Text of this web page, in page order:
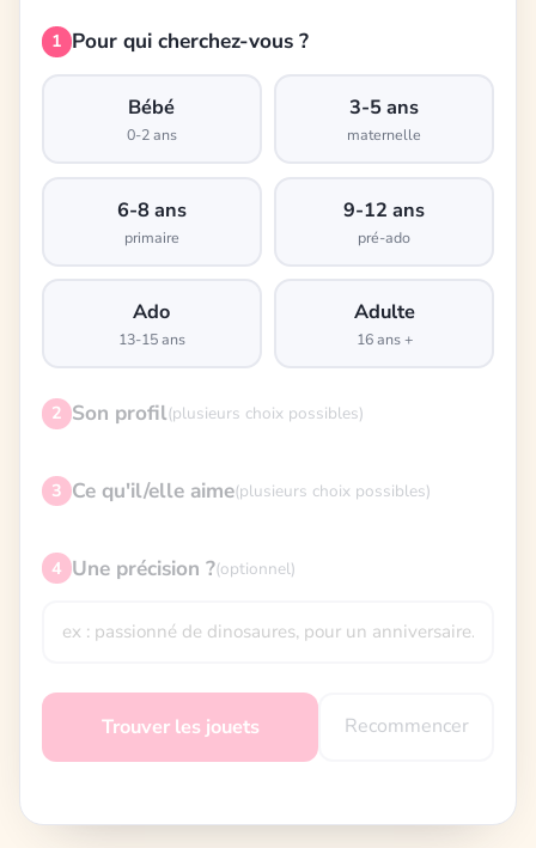
1 Pour qui cherchez-vous ?
Bébé
0-2 ans
3-5 ans
maternelle
6-8 ans
primaire
9-12 ans
pré-ado
Ado
13-15 ans
Adulte
16 ans +
2 Son profil(plusieurs choix possibles)
3 Ce qu'il/elle aime(plusieurs choix possibles)
4 Une précision ?(optionnel)
Trouver les jouets Recommencer